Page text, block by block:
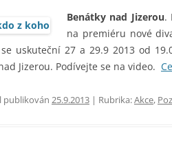
Benátky nad Jizerou.
na premiéru nové
uskuteční 27 a 29.9 2013 od
Jizerou. Podívejte se na video.
publikován 25.9.2013 | Rubrika:Akce,